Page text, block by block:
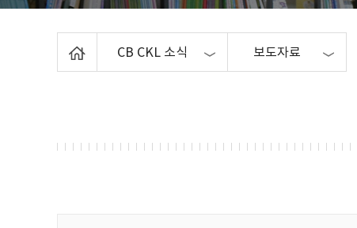
CB CKL 소식 보도자료